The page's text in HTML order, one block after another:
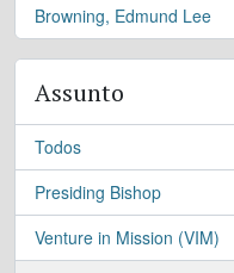
Browning, Edmund Lee
, 1 resultados
Assunto
Todos
Presiding Bishop
, 1 resultados
Venture in Mission (VIM)
, 1 resultados